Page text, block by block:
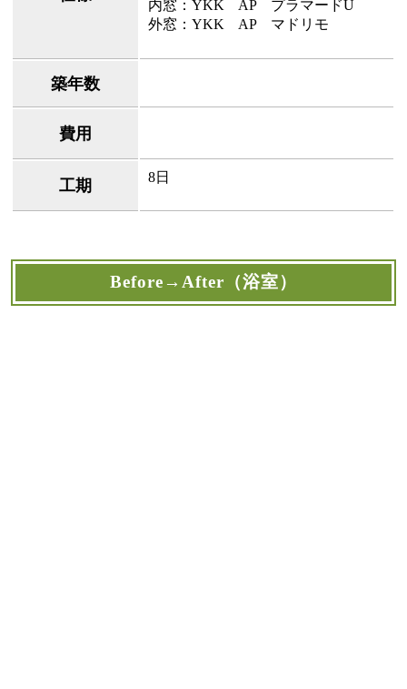
内窓：YKK AP プラマードU
外窓：YKK AP マドリモ
築年数
費用
工期 8日
Before→After（浴室）